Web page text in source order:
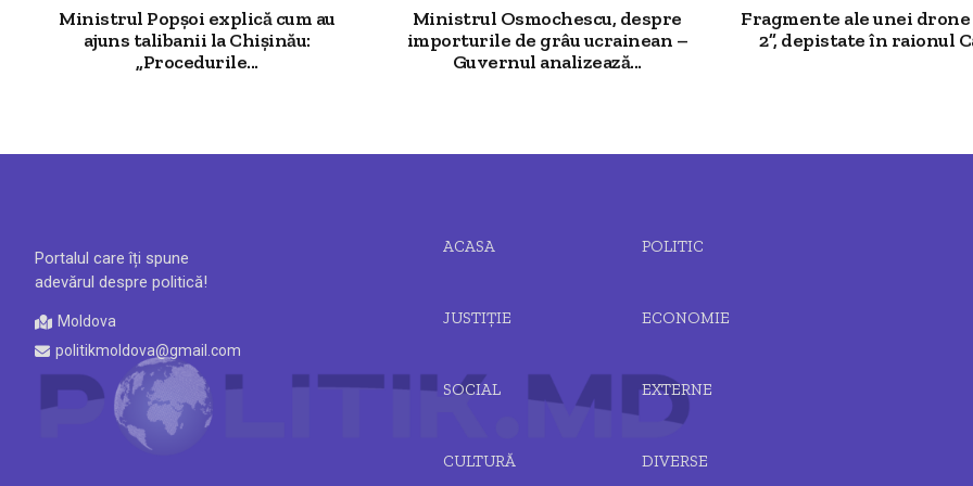
Ministrul Popșoi explică cum au
ajuns talibanii la Chișinău:
„Procedurile...
Ministrul Osmochescu, despre
importurile de grâu ucrainean –
Guvernul analizează...
Fragmente ale unei drone
2”, depistate în raionul
Portalul care îți spune
adevărul despre politică!
Moldova
politikmoldova@gmail.com
ACASA POLITIC
JUSTIȚIE ECONOMIE
SOCIAL EXTERNE
CULTURĂ DIVERSE